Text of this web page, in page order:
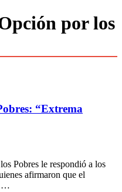
por los
“Extrema
Pobres le respondió a los
afirmaron que el
…